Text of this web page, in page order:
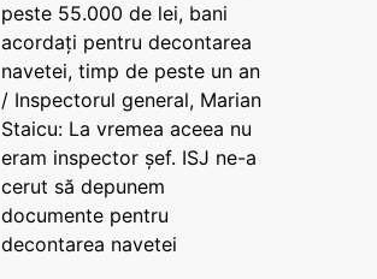
peste 55.000 de lei, bani
acordați pentru decontarea
navetei, timp de peste un an
/ Inspectorul general, Marian
Staicu: La vremea aceea nu
eram inspector șef. ISJ ne-a
cerut să depunem
documente pentru
decontarea navetei